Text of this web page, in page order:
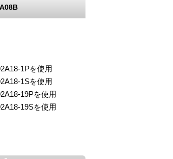
1Pを使用
1Sを使用
19Pを使用
19Sを使用